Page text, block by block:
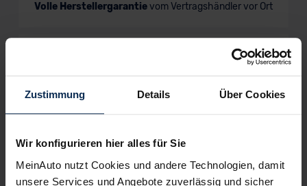
Zustimmung Details Über Cookies
Wir konfigurieren hier alles für Sie
MeinAuto nutzt Cookies und andere Technologien, damit
unsere Services und Angebote zuverlässig und sicher
Volle Herstellergarantievom Vertragshändler vor Ort
Alle Zahlungsarten: Barkauf, Finanzierung, Leasing